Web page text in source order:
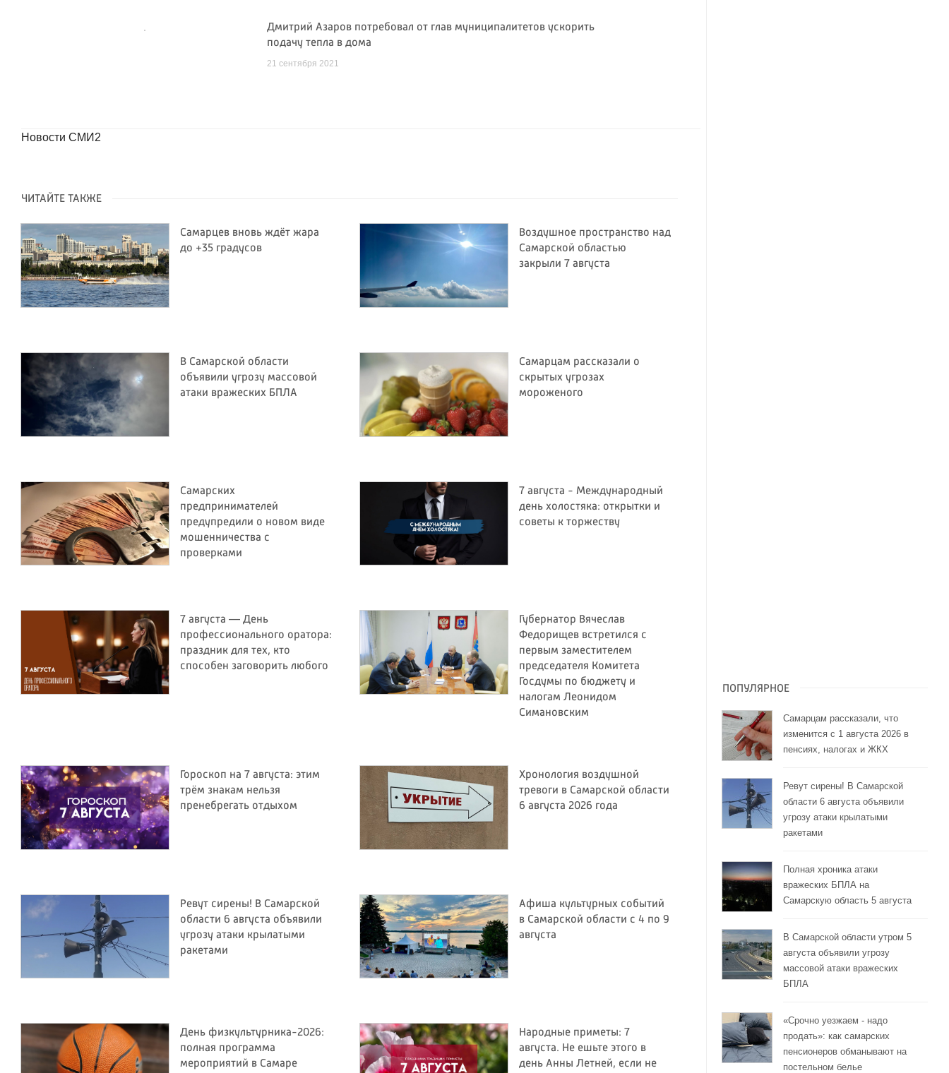
Дмитрий Азаров потребовал от глав муниципалитетов ускорить
подачу тепла в дома
21 сентября 2021
Новости СМИ2
ЧИТАЙТЕ ТАКЖЕ
Самарцев вновь ждёт жара
до +35 градусов
Воздушное пространство над
Самарской областью
закрыли 7 августа
В Самарской области
объявили угрозу массовой
атаки вражеских БПЛА
Самарцам рассказали о
скрытых угрозах
мороженого
Самарских
предпринимателей
предупредили о новом виде
мошенничества с
проверками
7 августа - Международный
день холостяка: открытки и
советы к торжеству
7 августа — День
профессионального оратора:
праздник для тех, кто
способен заговорить любого
Губернатор Вячеслав
Федорищев встретился с
первым заместителем
председателя Комитета
Госдумы по бюджету и
налогам Леонидом
Симановским
Гороскоп на 7 августа: этим
трём знакам нельзя
пренебрегать отдыхом
Хронология воздушной
тревоги в Самарской области
6 августа 2026 года
Ревут сирены! В Самарской
области 6 августа объявили
угрозу атаки крылатыми
ракетами
Афиша культурных событий
в Самарской области с 4 по 9
августа
День физкультурника-2026:
полная программа
мероприятий в Самаре
Народные приметы: 7
августа. Не ешьте этого в
день Анны Летней, если не
ПОПУЛЯРНОЕ
Самарцам рассказали, что
изменится с 1 августа 2026 в
пенсиях, налогах и ЖКХ
Ревут сирены! В Самарской
области 6 августа объявили
угрозу атаки крылатыми
ракетами
Полная хроника атаки
вражеских БПЛА на
Самарскую область 5 августа
В Самарской области утром 5
августа объявили угрозу
массовой атаки вражеских
БПЛА
«Срочно уезжаем - надо
продать»: как самарских
пенсионеров обманывают на
постельном белье